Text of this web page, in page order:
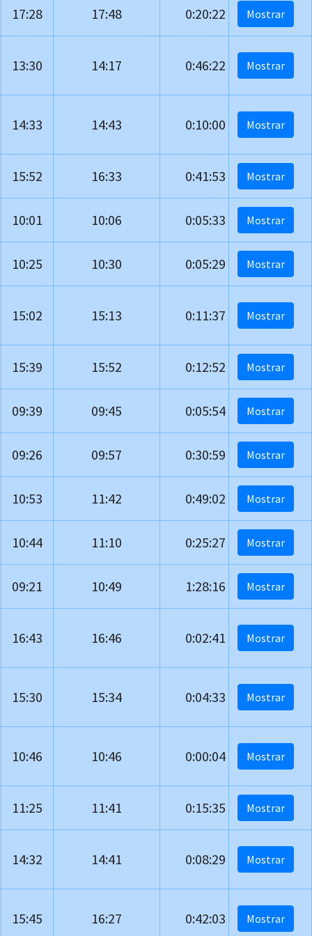
17:28 17:48 0:20:22
13:30 14:17 0:46:22
14:33 14:43 0:10:00
15:52 16:33 0:41:53
10:01 10:06 0:05:33
10:25 10:30 0:05:29
15:02 15:13 0:11:37
15:39 15:52 0:12:52
09:39 09:45 0:05:54
09:26 09:57 0:30:59
10:53 11:42 0:49:02
10:44 11:10 0:25:27
09:21 10:49 1:28:16
16:43 16:46 0:02:41
15:30 15:34 0:04:33
10:46 10:46 0:00:04
11:25 11:41 0:15:35
14:32 14:41 0:08:29
15:45 16:27 0:42:03